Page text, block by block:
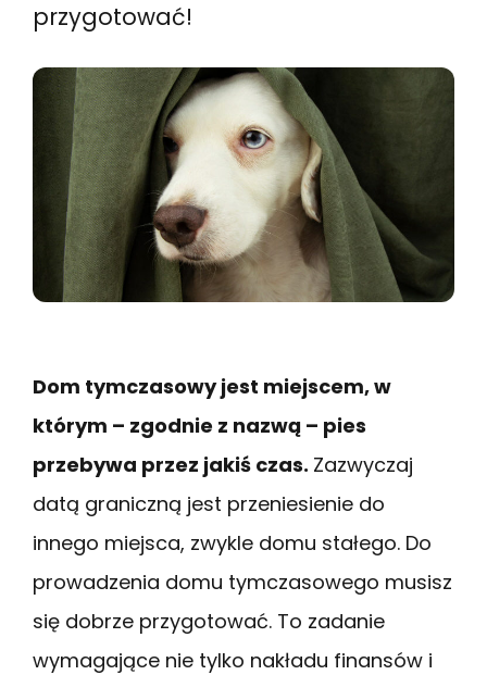
przygotować!
Dom tymczasowy jest miejscem, w
którym – zgodnie z nazwą – pies
przebywa przez jakiś czas. Zazwyczaj
datą graniczną jest przeniesienie do
innego miejsca, zwykle domu stałego. Do
prowadzenia domu tymczasowego musisz
się dobrze przygotować. To zadanie
wymagające nie tylko nakładu finansów i